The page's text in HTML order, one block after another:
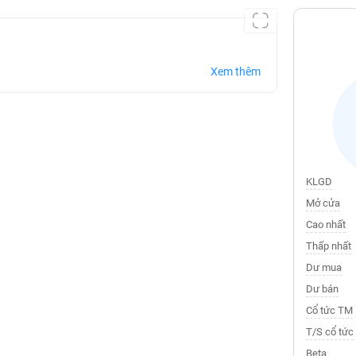
Xem thêm
KLGD
Mở cửa
Cao nhất
Thấp nhất
Dư mua
Dư bán
Cổ tức TM
T/S cổ tức
Beta